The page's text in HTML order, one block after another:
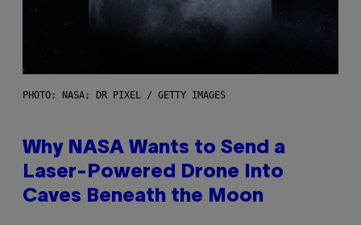
PHOTO: NASA; DR PIXEL / GETTY IMAGES
Why NASA Wants to Send a
Laser-Powered Drone Into
Caves Beneath the Moon